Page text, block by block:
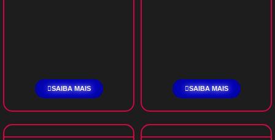
SAIBA MAIS SAIBA MAIS